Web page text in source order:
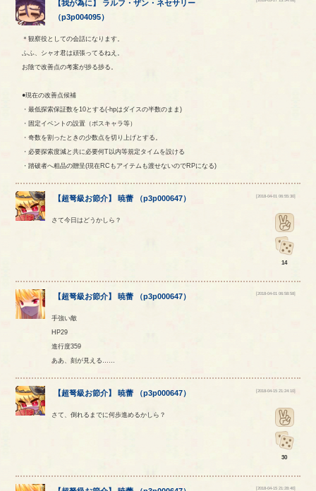
【我が為に】 ラルフ ・ザン ・ネセサリー
（p3p004095）
＊観察役としての会話になります。
ふふ、シャオ君は頑張ってるねえ。
お陰で改善点の考案が捗る捗る。
●現在の改善点候補
・最低探索保証数を10とする(-hpはダイスの半数のまま)
・固定イベントの設置（ボスキャラ等）
・奇数を割ったときの少数点を切り上げとする。
・必要探索度減と共に必要何T以内等規定タイムを設ける
・踏破者へ粗品の贈呈(現在RCもアイテムも渡せないのでRPになる)
【超弩級お節介】暁蕾 （p3p000647） [2018-04-01 06:55:30]
さて今日はどうかしら？
14
【超弩級お節介】暁蕾 （p3p000647） [2018-04-01 06:58:58]
手強い敵
HP29
進行度359
ああ、刻が見える……
【超弩級お節介】暁蕾 （p3p000647） [2018-04-15 21:24:10]
さて、倒れるまでに何歩進めるかしら？
30
[2018-04-15 21:28:40]